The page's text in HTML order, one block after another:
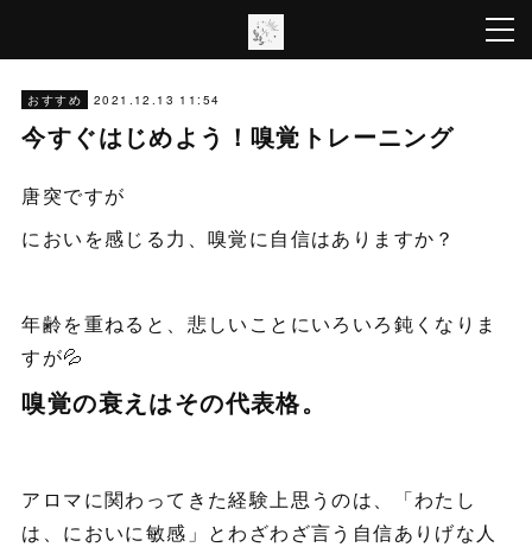
おすすめ 2021.12.13 11:54
今すぐはじめよう！嗅覚トレーニング
唐突ですが
においを感じる力、嗅覚に自信はありますか？
年齢を重ねると、悲しいことにいろいろ鈍くなりま
すが💦
嗅覚の衰えはその代表格。
アロマに関わってきた経験上思うのは、「わたし
は、においに敏感」とわざわざ言う自信ありげな人